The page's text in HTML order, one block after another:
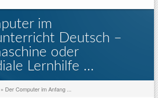
im
Deutsch –
oder
Lernhilfe ...
» Der Computer im Anfang ...